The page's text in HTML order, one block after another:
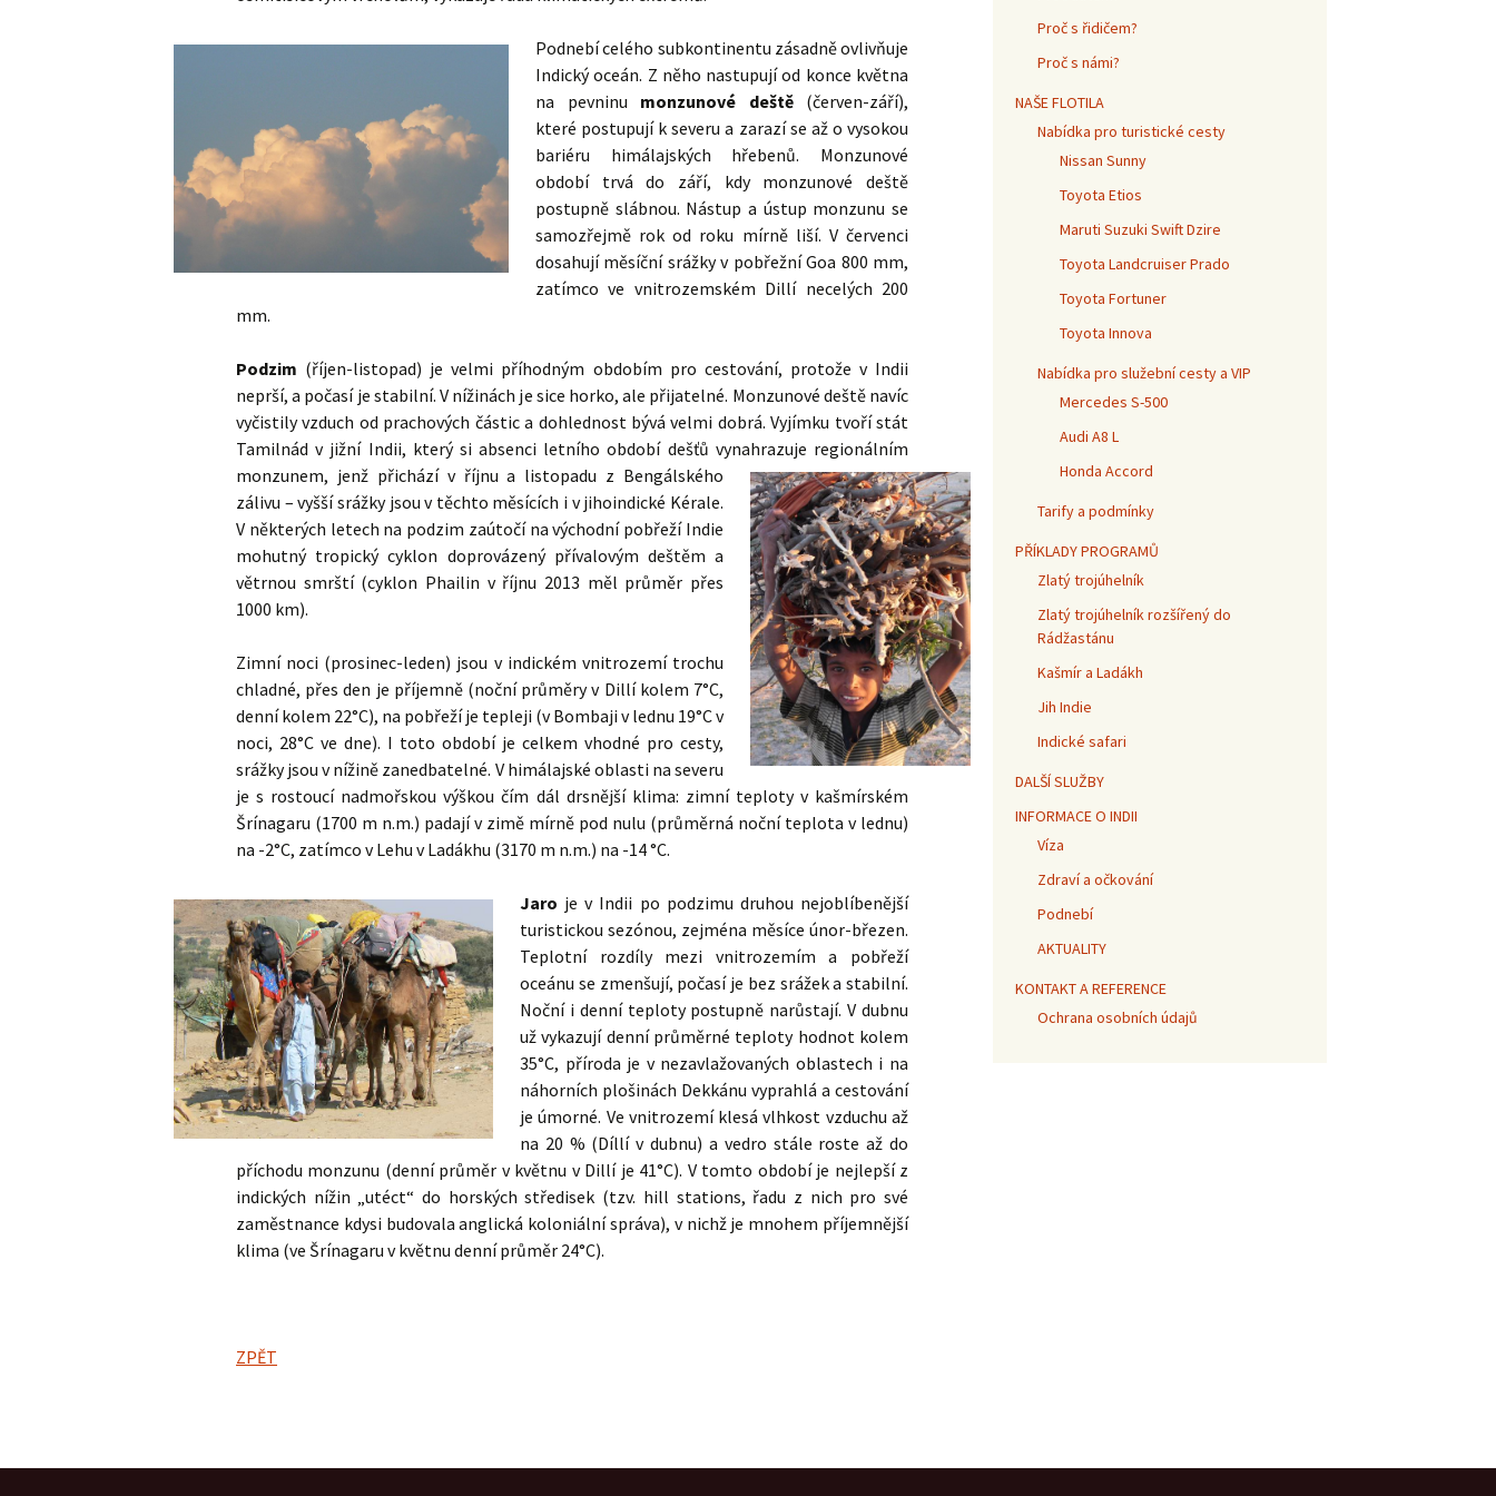
Toyota Fortuner
Toyota Innova
Indické safari
Podnebí celého subkontinentu zásadně ovlivňuje
Indický oceán. Z něho nastupují od konce května
na pevninu monzunové deště(červen-září),
které postupují k severu a zarazí se až o vysokou
bariéru himálajských hřebenů. Monzunové
období trvá do září, kdy monzunové deště
postupně slábnou. Nástup a ústup monzunu se
samozřejmě rok od roku mírně liší. V červenci
dosahují měsíční srážky v pobřežní Goa 800 mm,
zatímco ve vnitrozemském Dillí necelých 200
mm.
Podzim (říjen-listopad) je velmi příhodným obdobím pro cestování, protože v Indii
neprší, a počasí je stabilní. V nížinách je sice horko, ale přijatelné. Monzunové deště navíc
vyčistily vzduch od prachových částic a dohlednost bývá velmi dobrá. Vyjímku tvoří stát
Tamilnád v jižní Indii, který si absenci letního období dešťů vynahrazuje regionálním
monzunem, jenž přichází v říjnu a listopadu z Bengálského
zálivu – vyšší srážky jsou v těchto měsících i v jihoindické Kérale.
V některých letech na podzim zaútočí na východní pobřeží Indie
mohutný tropický cyklon doprovázený přívalovým deštěm a
větrnou smrští (cyklon Phailin v říjnu 2013 měl průměr přes
1000 km).
Zimní noci (prosinec-leden) jsou v indickém vnitrozemí trochu
chladné, přes den je příjemně (noční průměry v Dillí kolem 7°C,
denní kolem 22°C), na pobřeží je tepleji (v Bombaji v lednu 19°C v
noci, 28°C ve dne). I toto období je celkem vhodné pro cesty,
srážky jsou v nížině zanedbatelné. V himálajské oblasti na severu
je s rostoucí nadmořskou výškou čím dál drsnější klima: zimní teploty v kašmírském
Šrínagaru (1700 m n.m.) padají v zimě mírně pod nulu (průměrná noční teplota v lednu)
na -2°C, zatímco v Lehu v Ladákhu (3170 m n.m.) na -14 °C.
Jaro je v Indii po podzimu druhou nejoblíbenější
turistickou sezónou, zejména měsíce únor-březen.
Teplotní rozdíly mezi vnitrozemím a pobřeží
oceánu se zmenšují, počasí je bez srážek a stabilní.
Noční i denní teploty postupně narůstají. V dubnu
už vykazují denní průměrné teploty hodnot kolem
35°C, příroda je v nezavlažovaných oblastech i na
náhorních plošinách Dekkánu vyprahlá a cestování
je úmorné. Ve vnitrozemí klesá vlhkost vzduchu až
na 20 % (Díllí v dubnu) a vedro stále roste až do
příchodu monzunu (denní průměr v květnu v Dillí je 41°C). V tomto období je nejlepší z
indických nížin „utéct“ do horských středisek (tzv. hill stations, řadu z nich pro své
zaměstnance kdysi budovala anglická koloniální správa), v nichž je mnohem příjemnější
klima (ve Šrínagaru v květnu denní průměr 24°C).
ZPĚT
Proč s řidičem?
Proč s námi?
NAŠE FLOTILA
Nabídka pro turistické cesty
Nissan Sunny
Toyota Etios
Maruti Suzuki Swift Dzire
Toyota Landcruiser Prado
Toyota Fortuner
Toyota Innova
Nabídka pro služební cesty a VIP
Mercedes S-500
Audi A8 L
Honda Accord
Tarify a podmínky
PŘÍKLADY PROGRAMŮ
Zlatý trojúhelník
Zlatý trojúhelník rozšířený do
Rádžastánu
Kašmír a Ladákh
Jih Indie
Indické safari
DALŠÍ SLUŽBY
INFORMACE O INDII
Víza
Zdraví a očkování
Podnebí
AKTUALITY
KONTAKT A REFERENCE
Ochrana osobních údajů